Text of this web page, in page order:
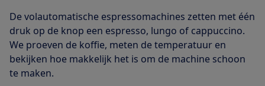
De volautomatische espressomachines zetten met één
druk op de knop een espresso, lungo of cappuccino.
We proeven de koffie, meten de temperatuur en
bekijken hoe makkelijk het is om de machine schoon
te maken.